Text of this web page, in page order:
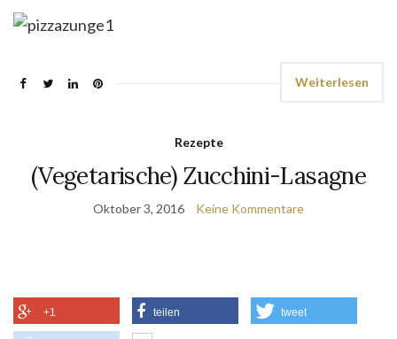
Weiterlesen
Rezepte
(Vegetarische) Zucchini-Lasagne
Oktober 3, 2016 Keine Kommentare
+1 teilen tweet